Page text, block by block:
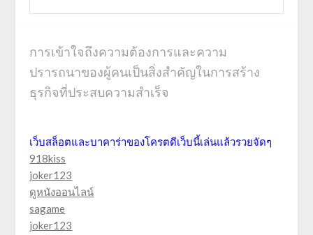
การเข้าใจถึงความต้องการและความ
ปรารถนาของผู้คนเป็นสิ่งสำคัญในการสร้าง
ธุรกิจที่ประสบความสำเร็จ
เว็บสล็อตและบาคาร่าของโครตดีเว็บนี้เล่นแล้วรวยจัดๆ
918kiss
joker123
ดูหนังออนไลน์
sagame
joker123